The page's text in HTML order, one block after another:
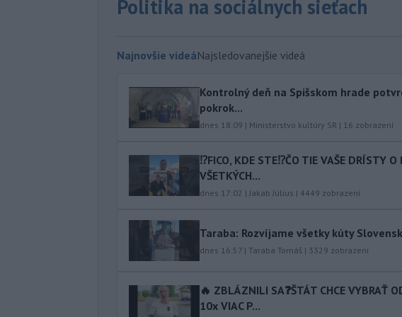
Politika na sociálnych sieťach
Najnovšie videáNajsledovanejšie videá
Kontrolný deň na Spišskom hrade
pokrok...
dnes 18:09 | Ministerstvo kultúry SR | 16 zobrazení
⁉️FICO, KDE STE⁉️ČO TIE VAŠE DRÍSTY
VŠETKÝCH...
dnes 17:02 |Jakab Július | 4449 zobrazení
Taraba: Rozvíjame všetky kúty
dnes 16:57 | Taraba Tomáš | 3329 zobrazení
🔥 ZBLÁZNILI SA❓️ŠTÁT CHCE VYBRAŤ
10x VIAC P...